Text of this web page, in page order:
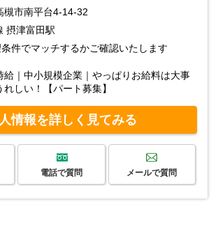
槻市南平台4-14-32
摂津富田駅
件でマッチするかご確認いたします
給｜中小規模企業｜やっぱりお給料は大事
しい！【パート募集】
情報を詳しく見てみる
電話で質問 メールで質問